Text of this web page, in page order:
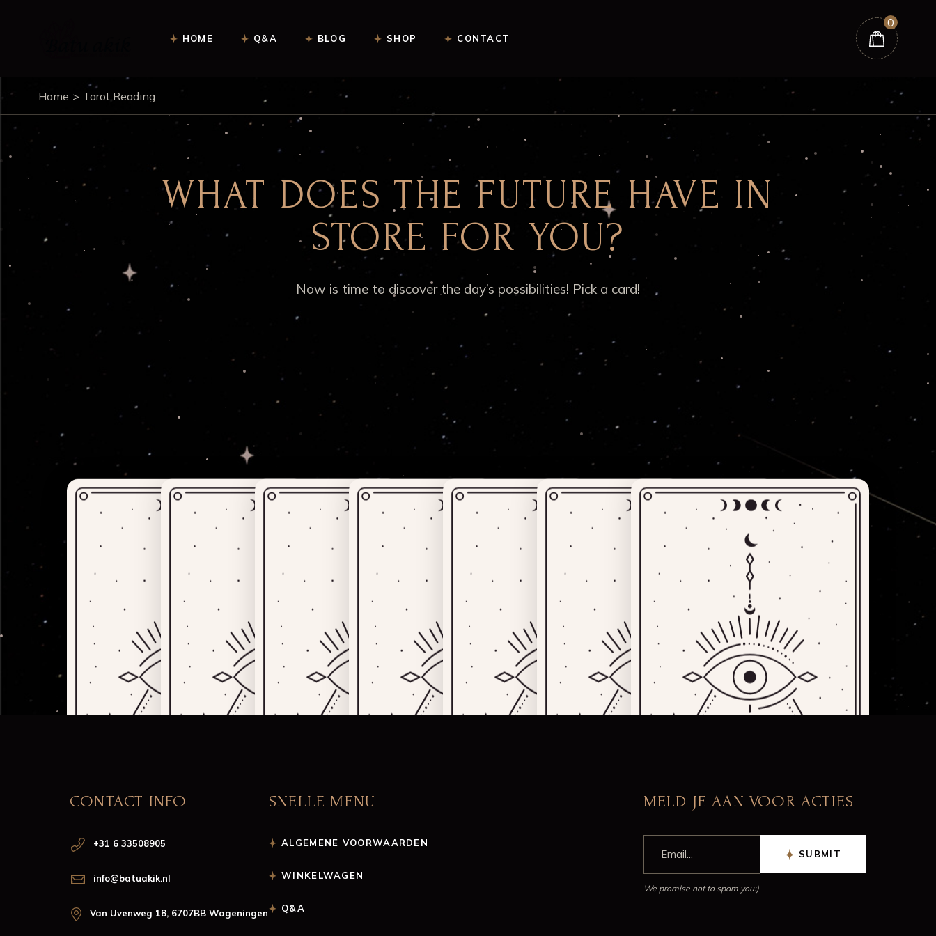
HOME Q&A BLOG SHOP
Afrekenen
Winkelwagen
CONTACT
0
Home Tarot Reading
WHAT DOES THE FUTURE HAVE IN
STORE FOR YOU?
Now is time to discover the day’s possibilities! Pick a card!
CONTACT INFO
+31 6 33508905
info@batuakik.nl
Van Uvenweg 18, 6707BB Wageningen
SNELLE MENU
ALGEMENE VOORWAARDEN
WINKELWAGEN
Q&A
MELD JE AAN VOOR ACTIES
SUBMIT
We promise not to spam you:)